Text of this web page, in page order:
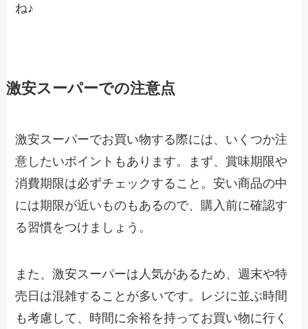
ね♪
激安スーパーでの注意点
激安スーパーでお買い物する際には、いくつか注
意したいポイントもあります。まず、賞味期限や
消費期限は必ずチェックすること。安い商品の中
には期限が近いものもあるので、購入前に確認す
る習慣をつけましょう。
また、激安スーパーは人気があるため、週末や特
売日は混雑することが多いです。レジに並ぶ時間
も考慮して、時間に余裕を持ってお買い物に行く